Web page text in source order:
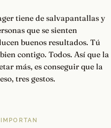
tiene de salvapantallas y
que se sienten
buenos resultados. Tú
contigo. Todos. Así que la
más, es conseguir que la
tres gestos.